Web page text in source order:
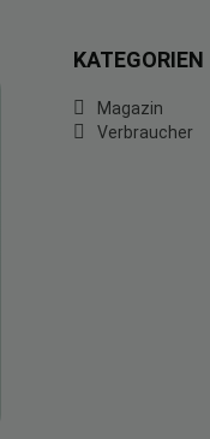
KATEGORIEN
Magazin
Verbraucher